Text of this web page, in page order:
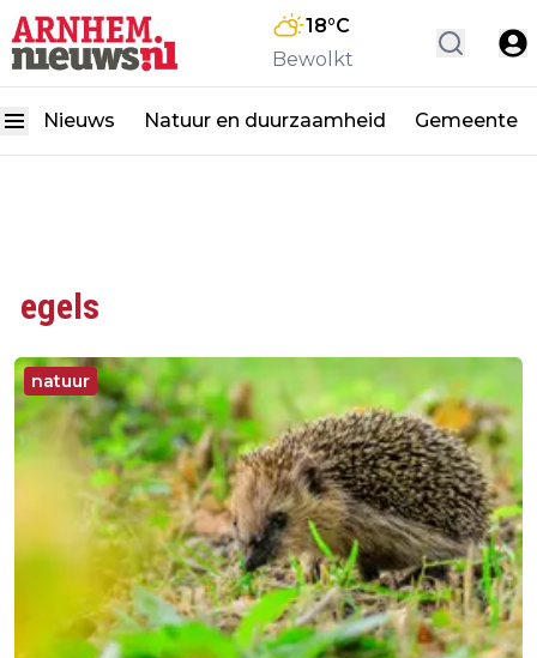
18°C
Bewolkt
Nieuws Natuur en duurzaamheid Gemeente
egels
natuur